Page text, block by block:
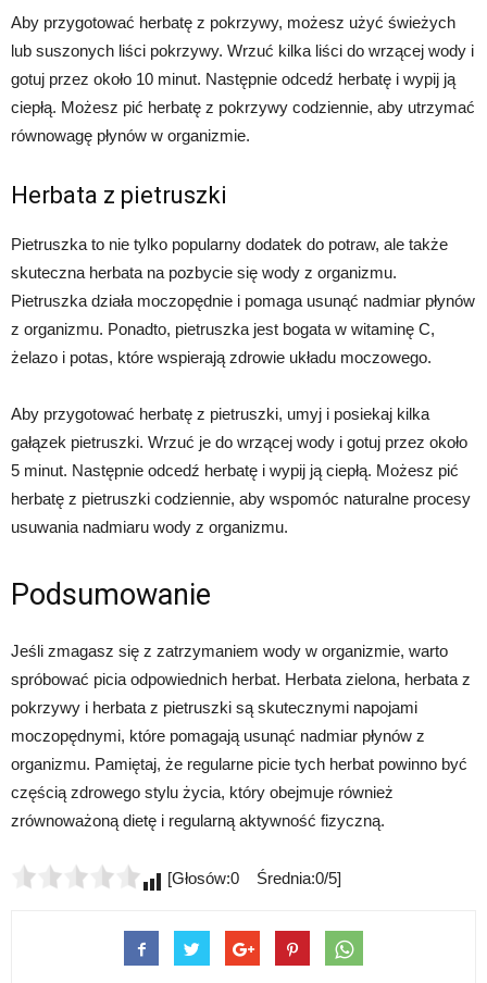
Aby przygotować herbatę z pokrzywy, możesz użyć świeżych
lub suszonych liści pokrzywy. Wrzuć kilka liści do wrzącej wody i
gotuj przez około 10 minut. Następnie odcedź herbatę i wypij ją
ciepłą. Możesz pić herbatę z pokrzywy codziennie, aby utrzymać
równowagę płynów w organizmie.
Herbata z pietruszki
Pietruszka to nie tylko popularny dodatek do potraw, ale także
skuteczna herbata na pozbycie się wody z organizmu.
Pietruszka działa moczopędnie i pomaga usunąć nadmiar płynów
z organizmu. Ponadto, pietruszka jest bogata w witaminę C,
żelazo i potas, które wspierają zdrowie układu moczowego.
Aby przygotować herbatę z pietruszki, umyj i posiekaj kilka
gałązek pietruszki. Wrzuć je do wrzącej wody i gotuj przez około
5 minut. Następnie odcedź herbatę i wypij ją ciepłą. Możesz pić
herbatę z pietruszki codziennie, aby wspomóc naturalne procesy
usuwania nadmiaru wody z organizmu.
Podsumowanie
Jeśli zmagasz się z zatrzymaniem wody w organizmie, warto
spróbować picia odpowiednich herbat. Herbata zielona, herbata z
pokrzywy i herbata z pietruszki są skutecznymi napojami
moczopędnymi, które pomagają usunąć nadmiar płynów z
organizmu. Pamiętaj, że regularne picie tych herbat powinno być
częścią zdrowego stylu życia, który obejmuje również
zrównoważoną dietę i regularną aktywność fizyczną.
[Głosów:0 Średnia:0/5]